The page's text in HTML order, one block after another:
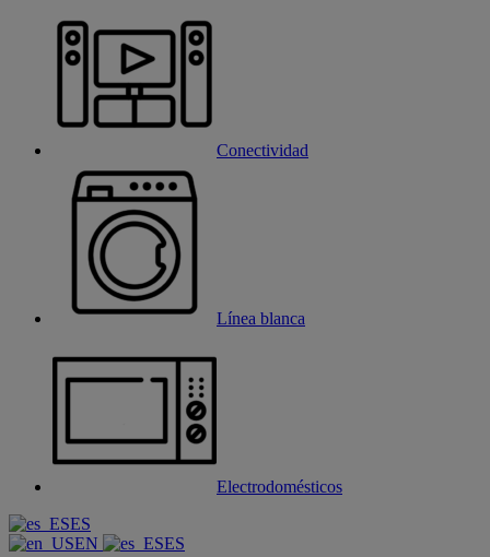
Conectividad
Línea blanca
Electrodomésticos
ES
EN
ES